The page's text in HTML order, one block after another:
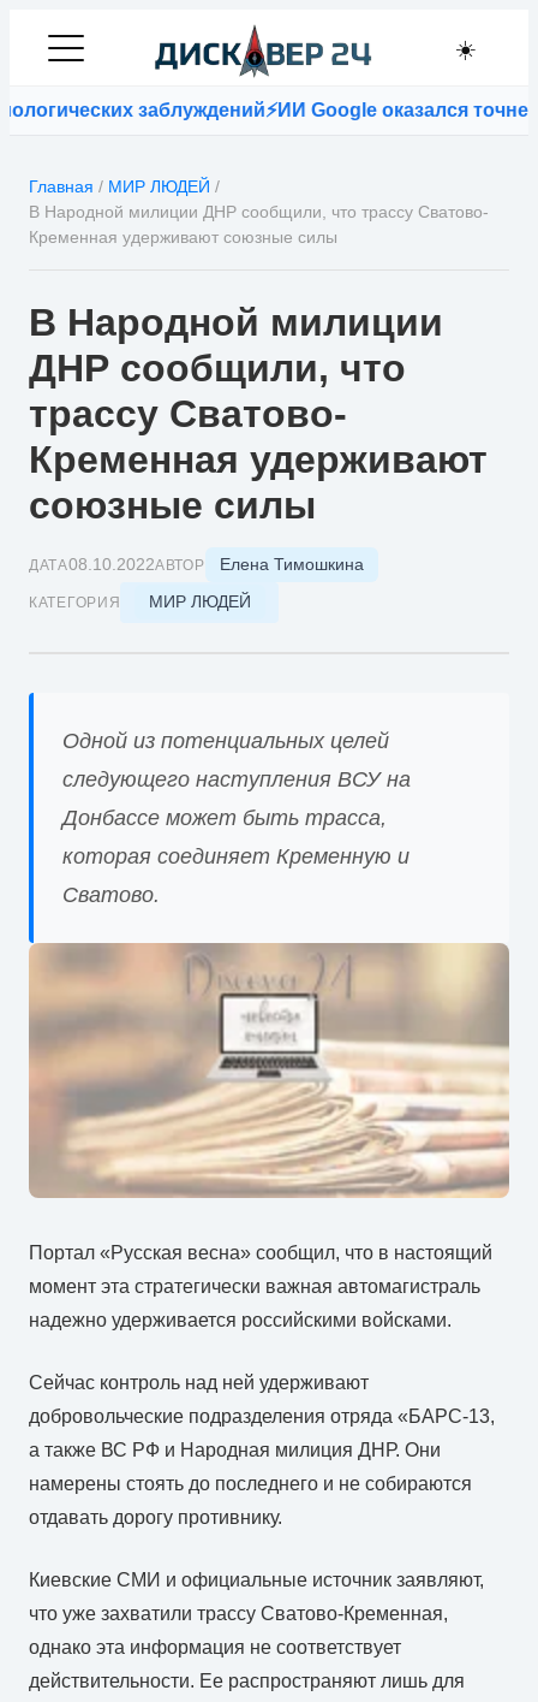
☀️
заблуждений⚡ИИ Google оказался точнее
Главная / МИР ЛЮДЕЙ /
В Народной милиции ДНР сообщили, что трассу Сватово-
Кременная удерживают союзные силы
В Народной милиции
ДНР сообщили, что
трассу Сватово-
Кременная удерживают
союзные силы
ДАТА08.10.2022АВТОР Елена Тимошкина
КАТЕГОРИЯ МИР ЛЮДЕЙ
Одной из потенциальных целей
следующего наступления ВСУ на
Донбассе может быть трасса,
которая соединяет Кременную и
Сватово.
Портал «Русская весна» сообщил, что в настоящий
момент эта стратегически важная автомагистраль
надежно удерживается российскими войсками.
Сейчас контроль над ней удерживают
добровольческие подразделения отряда «БАРС-13,
а также ВС РФ и Народная милиция ДНР. Они
намерены стоять до последнего и не собираются
отдавать дорогу противнику.
Киевские СМИ и официальные источник заявляют,
что уже захватили трассу Сватово-Кременная,
однако эта информация не соответствует
действительности. Ее распространяют лишь для